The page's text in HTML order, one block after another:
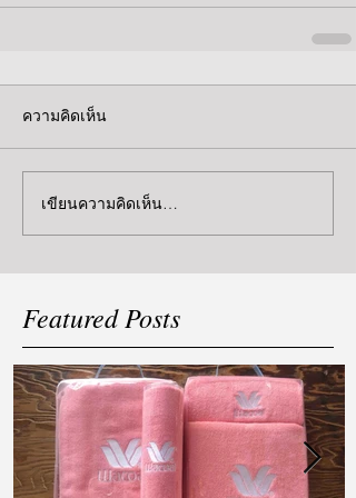
ความคิดเห็น
เขียนความคิดเห็น…
Featured Posts